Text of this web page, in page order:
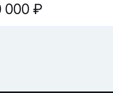
000 ₽